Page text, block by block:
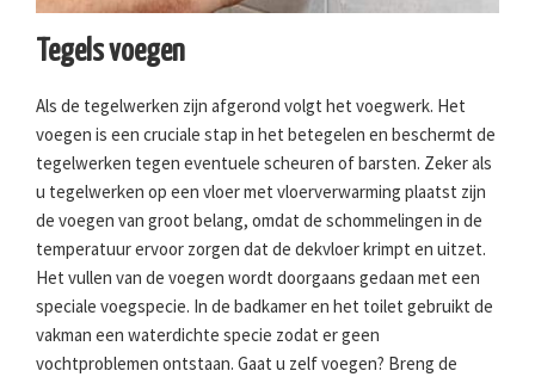
Tegels voegen
Als de tegelwerken zijn afgerond volgt het voegwerk. Het
voegen is een cruciale stap in het betegelen en beschermt de
tegelwerken tegen eventuele scheuren of barsten. Zeker als
u tegelwerken op een vloer met vloerverwarming plaatst zijn
de voegen van groot belang, omdat de schommelingen in de
temperatuur ervoor zorgen dat de dekvloer krimpt en uitzet.
Het vullen van de voegen wordt doorgaans gedaan met een
speciale voegspecie. In de badkamer en het toilet gebruikt de
vakman een waterdichte specie zodat er geen
vochtproblemen ontstaan. Gaat u zelf voegen? Breng de